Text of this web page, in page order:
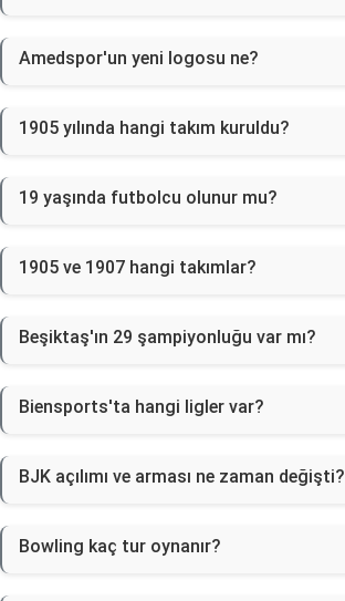
Amedspor'un yeni logosu ne?
1905 yılında hangi takım kuruldu?
19 yaşında futbolcu olunur mu?
1905 ve 1907 hangi takımlar?
Beşiktaş'ın 29 şampiyonluğu var mı?
Biensports'ta hangi ligler var?
BJK açılımı ve arması ne zaman değişti?
Bowling kaç tur oynanır?